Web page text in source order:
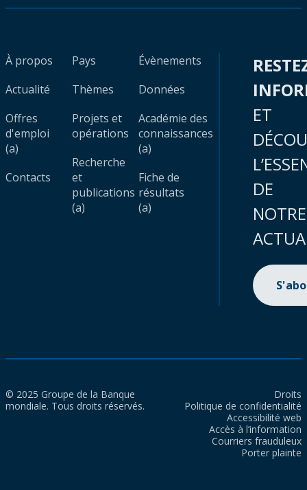
À propos
Actualité
Offres
d'emploi
(a)
Contacts
Pays
Thèmes
Projets et
opérations
Recherche
et
publications
(a)
Évènements
Données
Académie des
connaissances
(a)
Fiche de
résultats
(a)
ET
DE
NOTRE
© 2025 Groupe de la Banque
mondiale. Tous droits réservés.
Droits
Politique de confidentialité
Accessibilité web
Accès à l’information
Courriers frauduleux
Porter plainte